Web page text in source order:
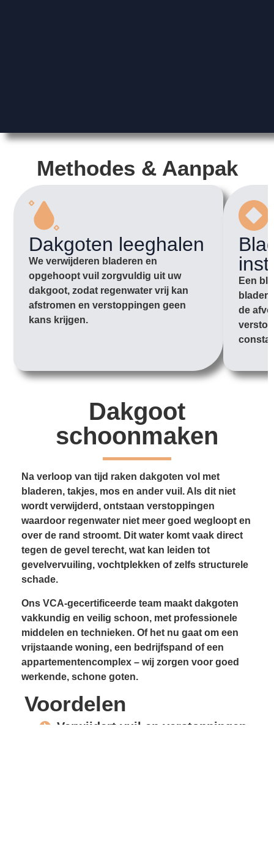
Methodes & Aanpak
Dakgoten leeghalen
We verwijderen bladeren en
opgehoopt vuil zorgvuldig uit uw
dakgoot, zodat regenwater vrij kan
afstromen en verstoppingen geen
kans krijgen.
Een
de
Dakgoot
schoonmaken
Na verloop van tijd raken dakgoten vol met
bladeren, takjes, mos en ander vuil. Als dit niet
wordt verwijderd, ontstaan verstoppingen
waardoor regenwater niet meer goed wegloopt en
over de rand stroomt. Dit water komt vaak direct
tegen de gevel terecht, wat kan leiden tot
gevelvervuiling, vochtplekken of zelfs structurele
schade.
Ons VCA-gecertificeerde team maakt dakgoten
vakkundig en veilig schoon, met professionele
middelen en technieken. Of het nu gaat om een
vrijstaande woning, een bedrijfspand of een
appartementencomplex – wij zorgen voor goed
werkende, schone goten.
Voordelen
Verwijdert vuil en verstoppingen